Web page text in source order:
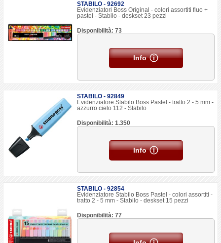
STABILO - 92692
Evidenziatori Boss Original - colori assortiti fluo +
pastel - Stabilo - deskset 23 pezzi
Disponibilità: 73
Info
STABILO - 92849
Evidenziatore Stabilo Boss Pastel - tratto 2 - 5 mm -
azzurro cielo 112 - Stabilo
Disponibilità: 1.350
Info
STABILO - 92854
Evidenziatore Stabilo Boss Pastel - colori assortiti -
tratto 2 - 5 mm - Stabilo - deskset 15 pezzi
Disponibilità: 77